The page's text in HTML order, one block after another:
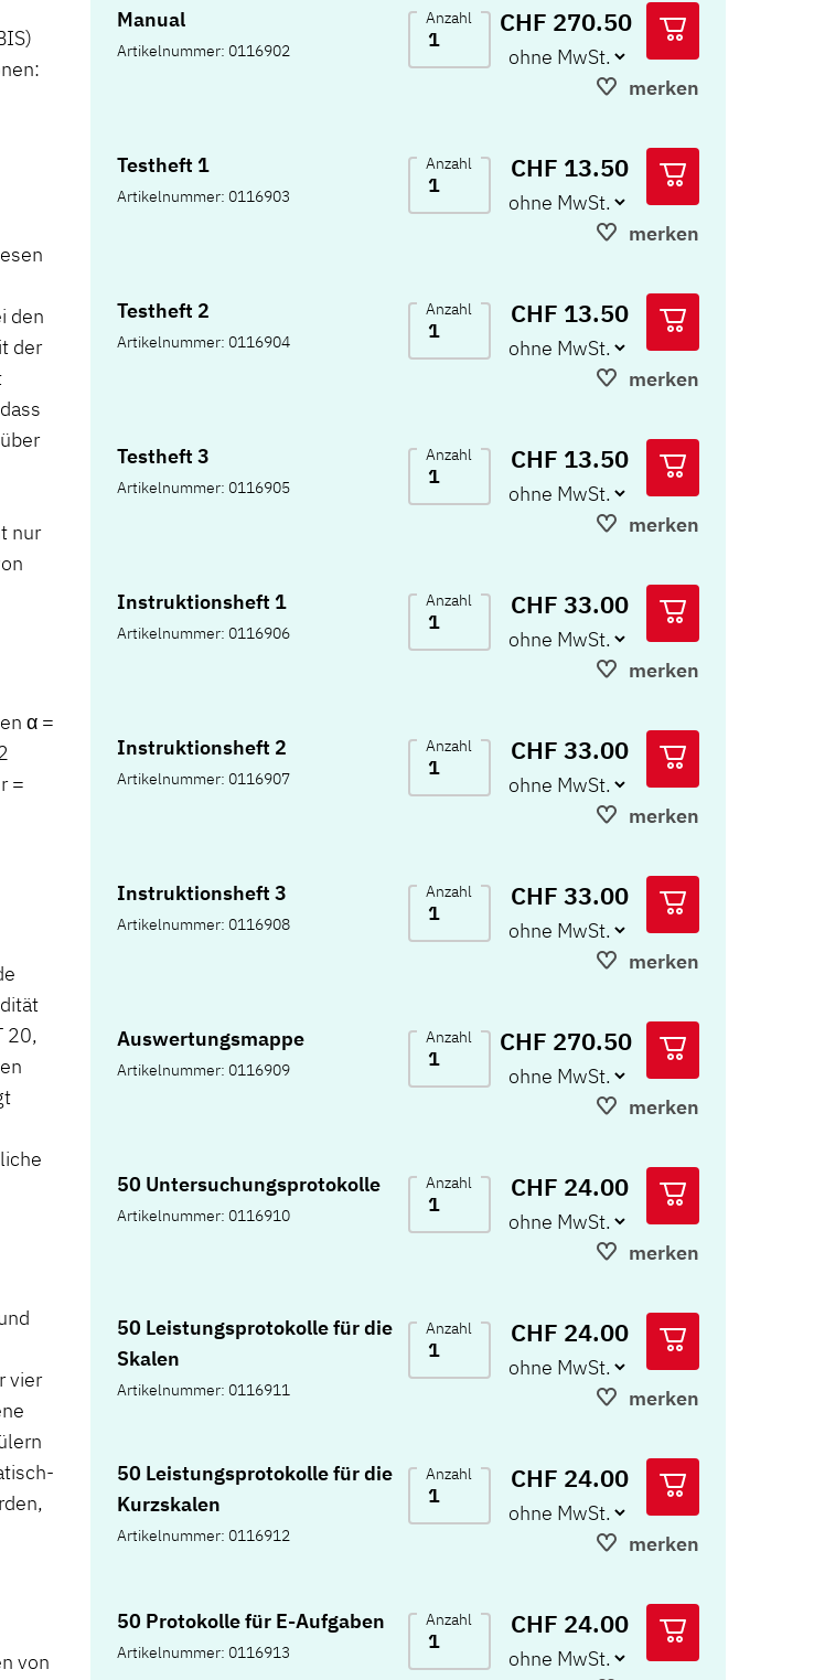
Leistungsprotokolle
Leistungsrückmeldungen, 10
Ipsativierte
Manual
Artikelnummer: 0116902
Anzahl CHF 270.50
merken
Testheft 1
Artikelnummer: 0116903
Anzahl CHF 13.50
merken
Testheft 2
Artikelnummer: 0116904
Anzahl CHF 13.50
merken
Testheft 3
Artikelnummer: 0116905
Anzahl CHF 13.50
merken
Instruktionsheft 1
Artikelnummer: 0116906
Anzahl CHF 33.00
merken
Instruktionsheft 2
Artikelnummer: 0116907
Anzahl CHF 33.00
merken
Instruktionsheft 3
Artikelnummer: 0116908
Anzahl CHF 33.00
merken
Auswertungsmappe
Artikelnummer: 0116909
Anzahl CHF 270.50
merken
50 Untersuchungsprotokolle
Artikelnummer: 0116910
Anzahl CHF 24.00
merken
50 Leistungsprotokolle für die
Skalen
Artikelnummer: 0116911
Anzahl CHF 24.00
merken
50 Leistungsprotokolle für die
Kurzskalen
Artikelnummer: 0116912
Anzahl CHF 24.00
merken
50 Protokolle für E-Aufgaben
Artikelnummer: 0116913
Anzahl CHF 24.00
den
der
nur
α =
=
20,
vier
von